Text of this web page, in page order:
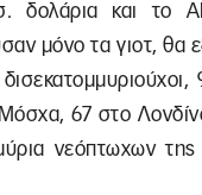
δολάρια και
μόνο τα γιοτ, θα
67 στο
νεόπτωχων